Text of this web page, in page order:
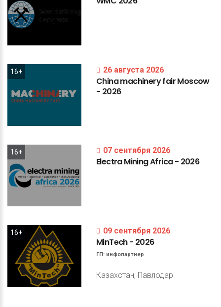
16+ 26 августа 2026
ChinamachineryfairMoscow
- 2026
16+ 07 сентября 2026
ElectraMiningAfrica- 2026
16+ 09 сентября 2026
MinTech- 2026
ГП: инфопартнер
Казахстан, Павлодар